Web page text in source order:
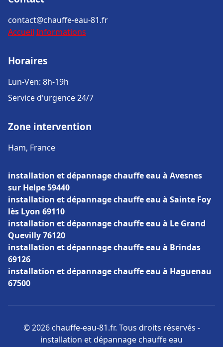
contact@chauffe-eau-81.fr
Accueil Informations
Horaires
Lun-Ven: 8h-19h
Service d'urgence 24/7
Zone intervention
Ham, France
installation et dépannage chauffe eau à Avesnes
sur Helpe 59440
installation et dépannage chauffe eau à Sainte Foy
lès Lyon 69110
installation et dépannage chauffe eau à Le Grand
Quevilly 76120
installation et dépannage chauffe eau à Brindas
69126
installation et dépannage chauffe eau à Haguenau
67500
© 2026 chauffe-eau-81.fr. Tous droits réservés -
installation et dépannage chauffe eau